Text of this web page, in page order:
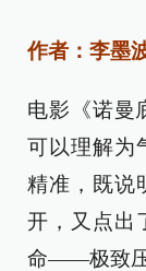
作者：李墨
电影《诺曼
可以理解为
精准，既说
开，又点出
命——极致压